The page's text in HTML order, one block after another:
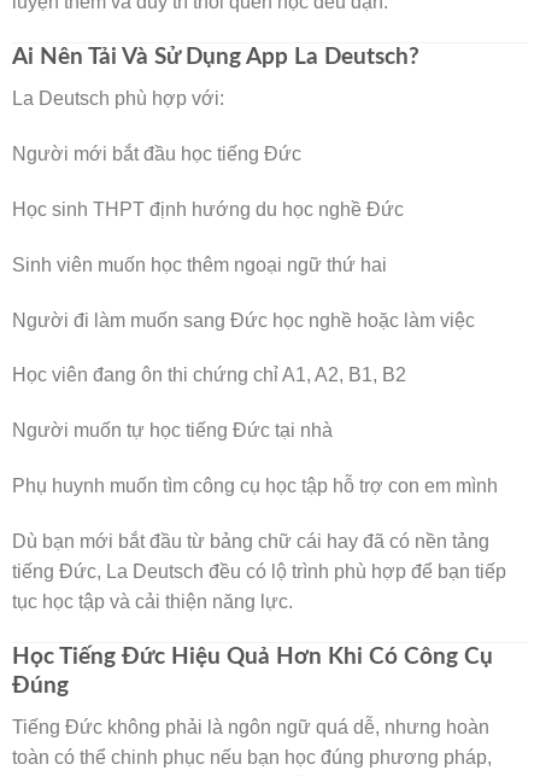
Ai Nên Tải Và Sử Dụng App La Deutsch?
La Deutsch phù hợp với:
Người mới bắt đầu học tiếng Đức
Học sinh THPT định hướng du học nghề Đức
Sinh viên muốn học thêm ngoại ngữ thứ hai
Người đi làm muốn sang Đức học nghề hoặc làm việc
Học viên đang ôn thi chứng chỉ A1, A2, B1, B2
Người muốn tự học tiếng Đức tại nhà
Phụ huynh muốn tìm công cụ học tập hỗ trợ con em mình
Dù bạn mới bắt đầu từ bảng chữ cái hay đã có nền tảng
tiếng Đức, La Deutsch đều có lộ trình phù hợp để bạn tiếp
tục học tập và cải thiện năng lực.
Học Tiếng Đức Hiệu Quả Hơn Khi Có Công Cụ
Đúng
Tiếng Đức không phải là ngôn ngữ quá dễ, nhưng hoàn
toàn có thể chinh phục nếu bạn học đúng phương pháp,